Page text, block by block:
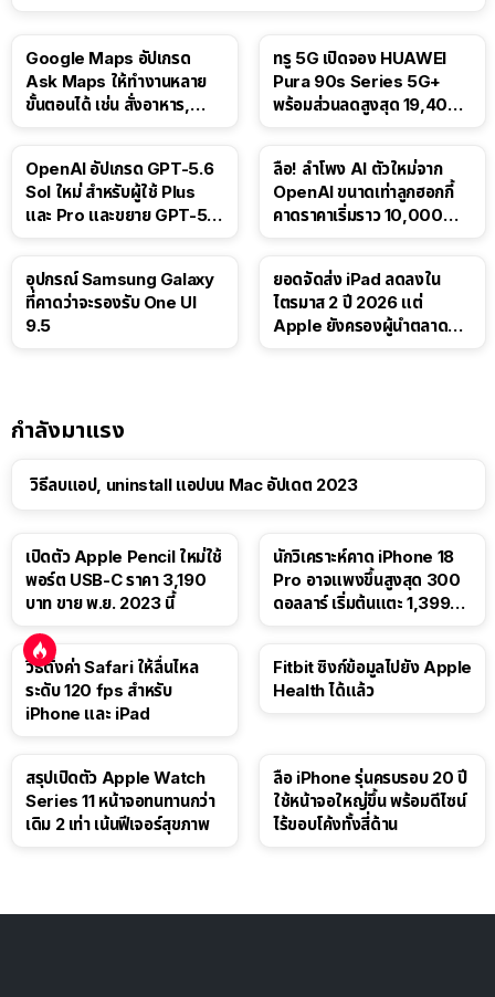
Google Maps อัปเกรด
Ask Maps ให้ทำงานหลาย
ขั้นตอนได้ เช่น สั่งอาหาร,
ทรู 5G เปิดจอง HUAWEI
Pura 90s Series 5G+
พร้อมส่วนลดสูงสุด 19,400
OpenAI อัปเกรด GPT-5.6
Sol ใหม่ สำหรับผู้ใช้ Plus
และ Pro และขยาย GPT-5.6
ลือ! ลำโพง AI ตัวใหม่จาก
OpenAI ขนาดเท่าลูกฮอกกี้
คาดราคาเริ่มราว 10,000
อุปกรณ์ Samsung Galaxy
ที่คาดว่าจะรองรับ One UI
9.5
ยอดจัดส่ง iPad ลดลงใน
ไตรมาส 2 ปี 2026 แต่
Apple ยังครองผู้นำตลาด
กำลังมาแรง
วิธีลบแอป, uninstall แอปบน Mac อัปเดต 2023
เปิดตัว Apple Pencil ใหม่ใช้
พอร์ต USB-C ราคา 3,190
บาท ขาย พ.ย. 2023 นี้
นักวิเคราะห์คาด iPhone 18
Pro อาจแพงขึ้นสูงสุด 300
ดอลลาร์ เริ่มต้นแตะ 1,399
วิธีตั้งค่า Safari ให้ลื่นไหล
ระดับ 120 fps สำหรับ
iPhone และ iPad
Fitbit ซิงก์ข้อมูลไปยัง Apple
Health ได้แล้ว
สรุปเปิดตัว Apple Watch
Series 11 หน้าจอทนทานกว่า
เดิม 2 เท่า เน้นฟีเจอร์สุขภาพ
ลือ iPhone รุ่นครบรอบ 20 ปี
ใช้หน้าจอใหญ่ขึ้น พร้อมดีไซน์
ไร้ขอบโค้งทั้งสี่ด้าน